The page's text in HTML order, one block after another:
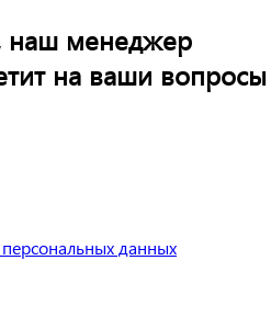
наш менеджер
на ваши вопросы
данных